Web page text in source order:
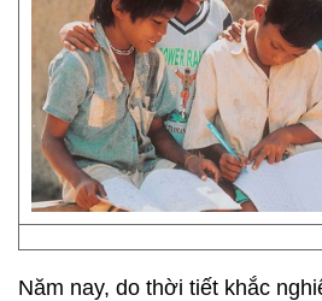
Năm nay, do thời tiết khắc